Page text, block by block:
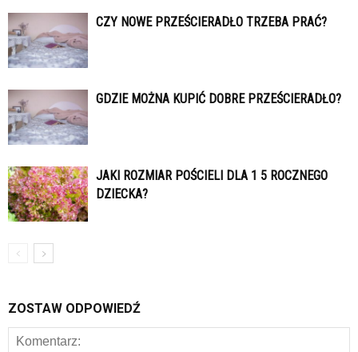
CZY NOWE PRZEŚCIERADŁO TRZEBA PRAĆ?
GDZIE MOŻNA KUPIĆ DOBRE PRZEŚCIERADŁO?
JAKI ROZMIAR POŚCIELI DLA 1 5 ROCZNEGO
DZIECKA?
ZOSTAW ODPOWIEDŹ